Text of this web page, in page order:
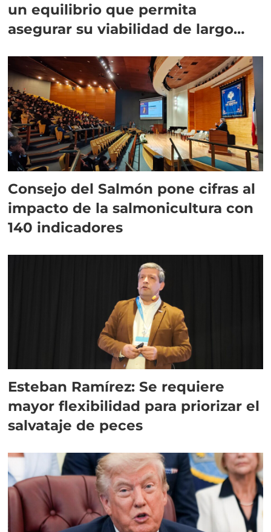
un equilibrio que permita
asegurar su viabilidad de largo
Consejo del Salmón pone cifras al
impacto de la salmonicultura con
140 indicadores
Esteban Ramírez: Se requiere
mayor flexibilidad para priorizar el
salvataje de peces